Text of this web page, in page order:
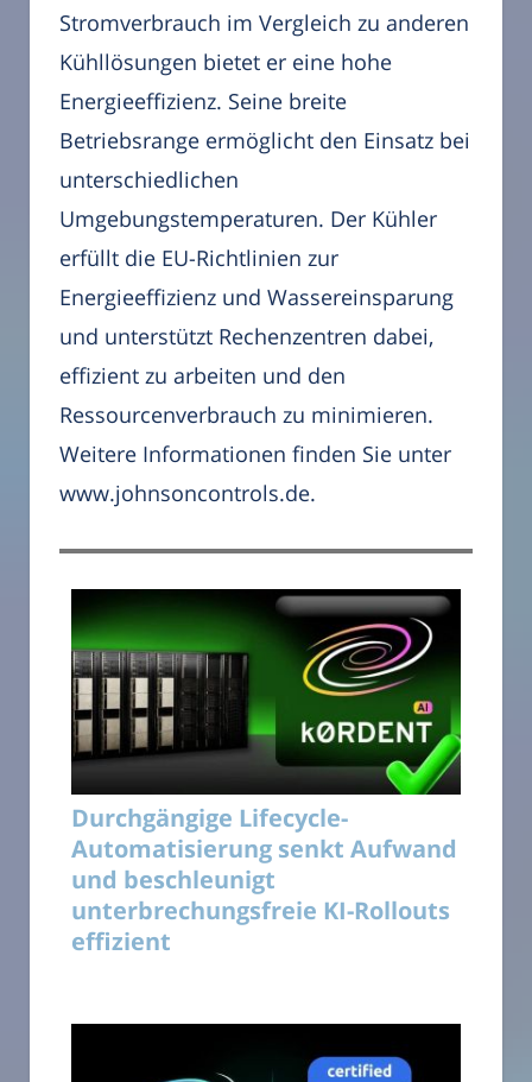
Stromverbrauch im Vergleich zu anderen
Kühllösungen bietet er eine hohe
Energieeffizienz. Seine breite
Betriebsrange ermöglicht den Einsatz bei
unterschiedlichen
Umgebungstemperaturen. Der Kühler
erfüllt die EU-Richtlinien zur
Energieeffizienz und Wassereinsparung
und unterstützt Rechenzentren dabei,
effizient zu arbeiten und den
Ressourcenverbrauch zu minimieren.
Weitere Informationen finden Sie unter
www.johnsoncontrols.de.
Durchgängige Lifecycle-
Automatisierung senkt Aufwand
und beschleunigt
unterbrechungsfreie KI-Rollouts
effizient